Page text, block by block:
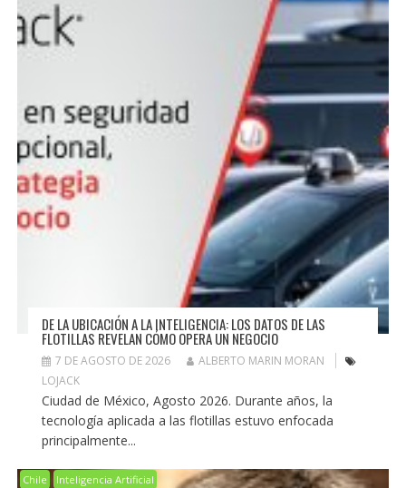
DE LA UBICACIÓN A LA INTELIGENCIA: LOS DATOS DE LAS
FLOTILLAS REVELAN CÓMO OPERA UN NEGOCIO
7 DE AGOSTO DE 2026
ALBERTO MARIN MORAN
LOJACK
Ciudad de México, Agosto 2026. Durante años, la
tecnología aplicada a las flotillas estuvo enfocada
principalmente...
Chile Inteligencia Artificial